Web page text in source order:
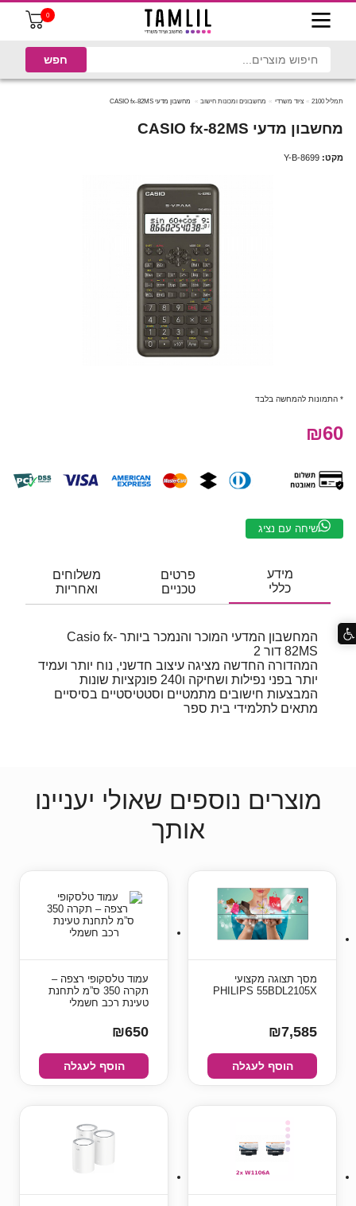
0
תמליל 2100 ציוד משרדי מחשבונים ומכונות חישוב מחשבון מדעי CASIO fx-82MS
מחשבון מדעי CASIO fx-82MS
מקט: Y-B-8699
* התמונות להמחשה בלבד
₪60
שיחה עם נציג
מידע
כללי
פרטים
טכניים
משלוחים
ואחריות
המחשבון המדעי המוכר והנמכר ביותר Casio fx-
82MS דור 2
המהדורה החדשה מציגה עיצוב חדשני, נוח יותר ועמיד
יותר בפני נפילות ושחיקה ו240 פונקציות שונות
המבצעות חישובים מתמטיים וסטטיסטיים בסיסיים
מתאים לתלמידי בית ספר
מוצרים נוספים שאולי יעניינו
אותך
מסך תצוגה מקצועי
PHILIPS 55BDL2105X
₪7,585
הוסף לעגלה
עמוד טלסקופי רצפה –
תקרה 350 ס”מ לתחנת
טעינת רכב חשמלי
₪650
הוסף לעגלה